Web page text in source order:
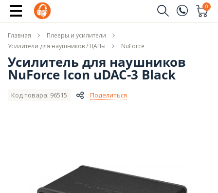
(096)
(044)
0
Имя
Телефон
Главная
Плееры и усилители
Усилители для наушников / ЦАПы
NuForce
Усилитель для наушников
NuForce Icon uDAC-3 Black
Код товара: 96515 Поделиться
Сообщить о поступлении